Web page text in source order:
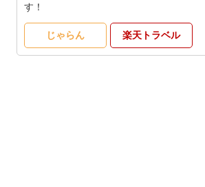
す！
じゃらん 楽天トラベル